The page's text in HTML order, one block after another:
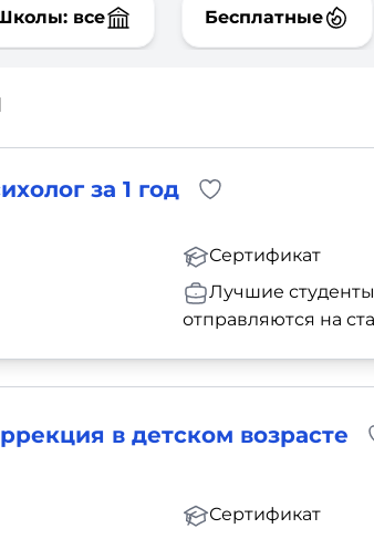
все Бесплатные
за 1 год
Сертификат
Лучшие студенты
отправляются на
в детском возрасте
Сертификат